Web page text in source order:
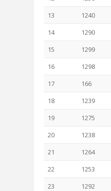
13
1240
14
1290
15
1299
16
1298
17
166
18
1239
19
1275
20
1238
21
1264
22
1253
23
1292